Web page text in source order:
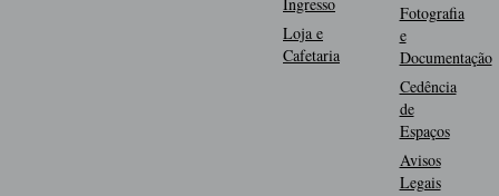
Ingresso
Loja e
Cafetaria
Fotografia
e
Documentação
Cedência
de
Espaços
Avisos
Legais